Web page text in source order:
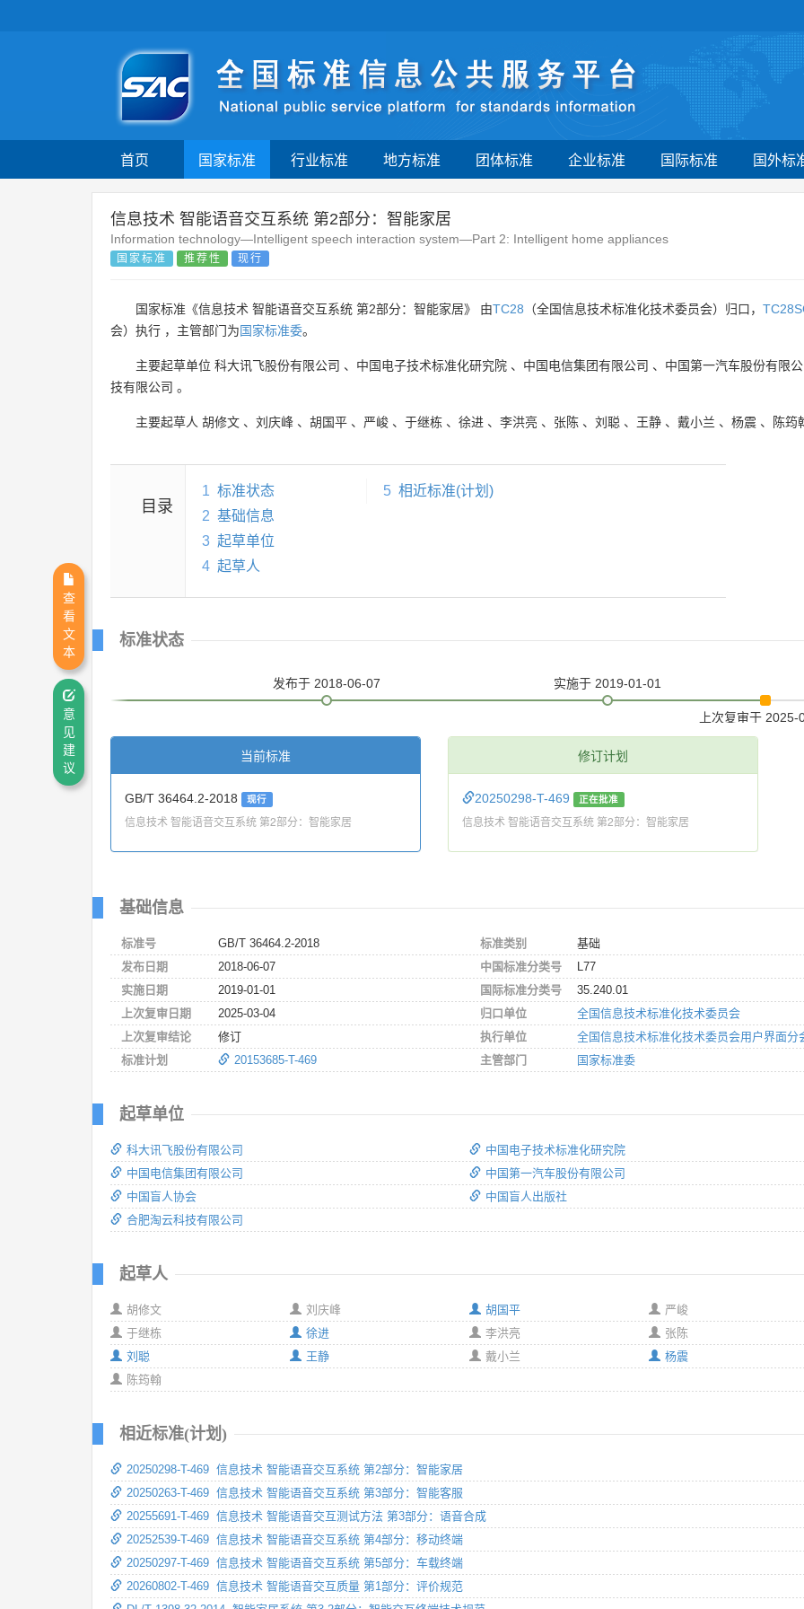
首页 国家标准 行业标准 地方标准 团体标准 企业标准 国际标准 国外标
信息技术 智能语音交互系统 第2部分：智能家居
Information technology—Intelligent speech interaction system—Part 2: Intelligent home appliances
国家标准 推荐性 现行
国家标准《信息技术 智能语音交互系统 第2部分：智能家居》 由TC28 （全国信息技术标准化技术委员会）归口，
会）执行 ，主管部门为国家标准委。
主要起草单位 科大讯飞股份有限公司 、 中国电子技术标准化研究院 、 中国电信集团有限公司 、 中国第一汽车股份有限
技有限公司 。
主要起草人 胡修文 、 刘庆峰 、 胡国平 、 严峻 、 于继栋 、 徐进 、 李洪亮 、 张陈 、 刘聪 、 王静 、 戴小兰 、 杨震 、 陈筠
目录
1 标准状态
2 基础信息
3 起草单位
4 起草人
5 相近标准(计划)
标准状态
发布于 2018-06-07 实施于 2019-01-01
上次复审于 2025-
当前标准
GB/T 36464.2-2018 现行
信息技术 智能语音交互系统 第2部分：智能家居
修订计划
20250298-T-469 正在批准
信息技术 智能语音交互系统 第2部分：智能家居
基础信息
标准号
GB/T 36464.2-2018
发布日期
2018-06-07
实施日期
2019-01-01
上次复审日期
2025-03-04
上次复审结论
修订
标准计划
20153685-T-469
标准类别
基础
中国标准分类号
L77
国际标准分类号
35.240.01
归口单位
全国信息技术标准化技术委员会
执行单位
全国信息技术标准化技术委员会用户界面分
主管部门
国家标准委
起草单位
科大讯飞股份有限公司
中国电信集团有限公司
中国盲人协会
合肥淘云科技有限公司
中国电子技术标准化研究院
中国第一汽车股份有限公司
中国盲人出版社
起草人
胡修文
刘庆峰
于继栋
徐进
刘聪
王静
陈筠翰
胡国平
严峻
李洪亮
张陈
戴小兰
杨震
相近标准(计划)
20250298-T-469 信息技术 智能语音交互系统 第2部分：智能家居
20250263-T-469 信息技术 智能语音交互系统 第3部分：智能客服
20255691-T-469 信息技术 智能语音交互测试方法 第3部分：语音合成
20252539-T-469 信息技术 智能语音交互系统 第4部分：移动终端
20250297-T-469 信息技术 智能语音交互系统 第5部分：车载终端
20260802-T-469 信息技术 智能语音交互质量 第1部分：评价规范
查
看
文
本
意
见
建
议